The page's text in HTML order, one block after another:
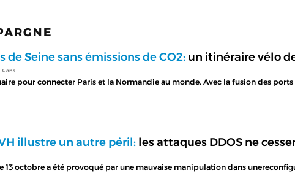
de Seine sans émissions de CO2: un itinéraire vélo
4 ans
pour connecter Paris et la Normandie au monde. Avec la fusion des
illustre un autre péril: les attaques DDOS ne
13 octobre a été provoqué par une mauvaise manipulation dans